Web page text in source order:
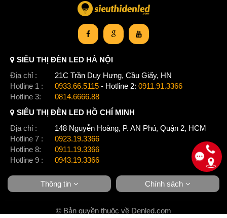
SIÊU THỊ ĐÈN LED HÀ NỘI
Địa chỉ :
21C Trần Duy Hưng, Cầu Giấy, HN
Hotline 1 :
0933.66.5115 - Hotline 2: 0911.91.3366
Hotline 3:
0814.6666.88
SIÊU THỊ ĐÈN LED HỒ CHÍ MINH
Địa chỉ :
148 Nguyễn Hoàng, P. AN Phú, Quận 2, HCM
Hotline 7 :
0923.19.3366
Hotline 8:
0911.19.3366
Hotline 9 :
0943.19.3366
Thông tin Chính sách
© Bản quyền thuộc về Denled.com